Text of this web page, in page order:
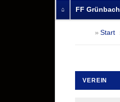
FF Grünbach
überspringen
Start
VEREIN